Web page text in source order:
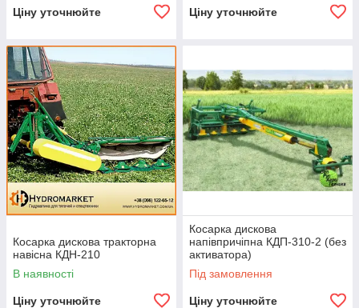
Ціну уточнюйте Ціну уточнюйте
Косарка дискова тракторна
навісна КДН-210
В наявності
Ціну уточнюйте
Косарка дискова
напівпричіпна КДП-310-2 (без
активатора)
Під замовлення
Ціну уточнюйте